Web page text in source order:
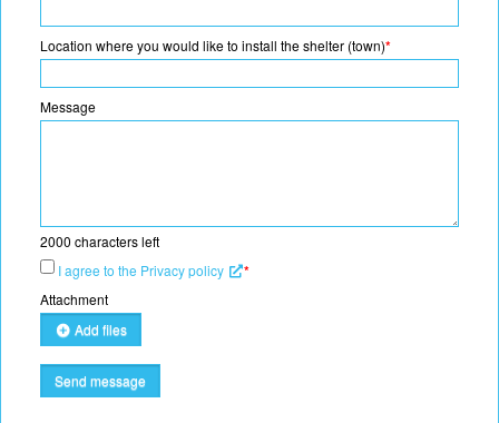
Location where you would like to install the shelter (town)*
Message
2000 characters left
I agree to the Privacy policy
*
Attachment
Add files
Send message